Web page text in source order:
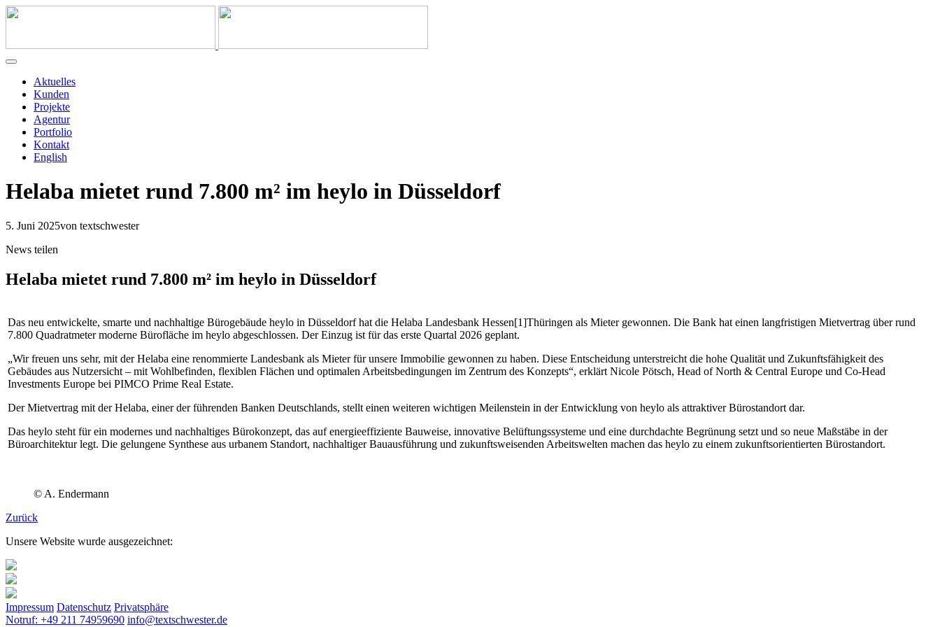
Aktuelles
Kunden
Projekte
Agentur
Portfolio
Kontakt
English
Helaba mietet rund 7.800 m² im heylo in Düsseldorf
5. Juni 2025von textschwester
News teilen
Helaba mietet rund 7.800 m² im heylo in Düsseldorf
Das neu entwickelte, smarte und nachhaltige Bürogebäude heylo in Düsseldorf hat die Helaba Landesbank Hessen[1]Thüringen als Mieter gewonnen. Die Bank hat einen langfristigen Mietvertrag über rund
7.800 Quadratmeter moderne Bürofläche im heylo abgeschlossen. Der Einzug ist für das erste Quartal 2026 geplant.
„Wir freuen uns sehr, mit der Helaba eine renommierte Landesbank als Mieter für unsere Immobilie gewonnen zu haben. Diese Entscheidung unterstreicht die hohe Qualität und Zukunftsfähigkeit des
Gebäudes aus Nutzersicht – mit Wohlbefinden, flexiblen Flächen und optimalen Arbeitsbedingungen im Zentrum des Konzepts“, erklärt Nicole Pötsch, Head of North & Central Europe und Co-Head
Investments Europe bei PIMCO Prime Real Estate.
Der Mietvertrag mit der Helaba, einer der führenden Banken Deutschlands, stellt einen weiteren wichtigen Meilenstein in der Entwicklung von heylo als attraktiver Bürostandort dar.
Das heylo steht für ein modernes und nachhaltiges Bürokonzept, das auf energieeffiziente Bauweise, innovative Belüftungssysteme und eine durchdachte Begrünung setzt und so neue Maßstäbe in der
Büroarchitektur legt. Die gelungene Synthese aus urbanem Standort, nachhaltiger Bauausführung und zukunftsweisenden Arbeitswelten machen das heylo zu einem zukunftsorientierten Bürostandort.
© A. Endermann
Zurück
Unsere Website wurde ausgezeichnet:
Impressum Datenschutz Privatsphäre
Notruf: +49 211 74959690 info@textschwester.de